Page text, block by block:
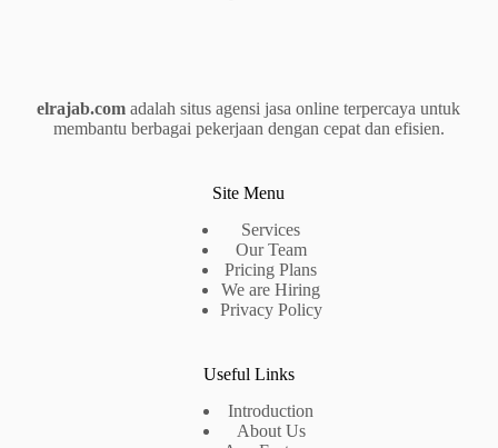
elrajab.com adalah situs agensi jasa online terpercaya untuk
membantu berbagai pekerjaan dengan cepat dan efisien.
Site Menu
Services
Our Team
Pricing Plans
We are Hiring
Privacy Policy
Useful Links
Introduction
About Us